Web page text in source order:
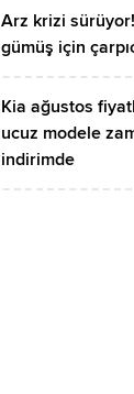
Arz krizi
gümüş için
Kia ağustos
ucuz modele
indirimde